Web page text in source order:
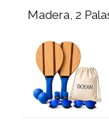
Madera, 2